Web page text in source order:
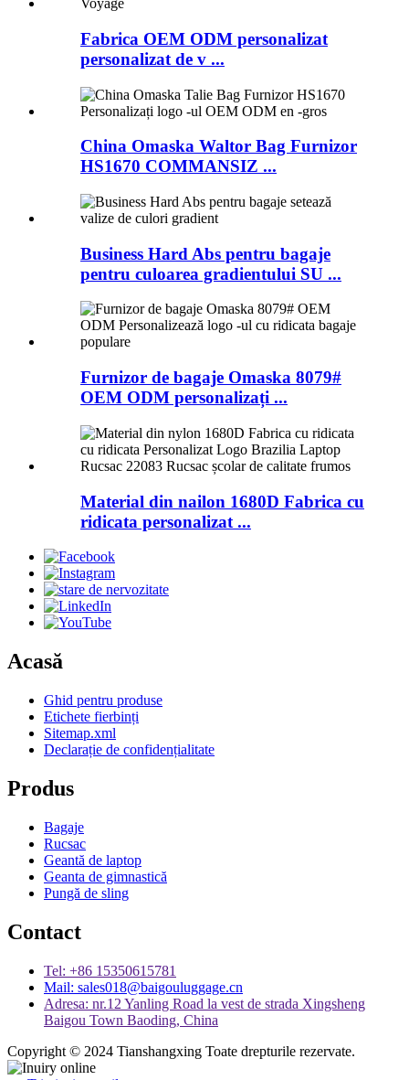
Fabrica OEM ODM personalizat
personalizat de v ...
China Omaska ​​Waltor Bag Furnizor
HS1670 COMMANSIZ ...
Business Hard Abs pentru bagaje
pentru culoarea gradientului SU ...
Furnizor de bagaje Omaska ​​8079#
OEM ODM personalizați ...
Material din nailon 1680D Fabrica cu
ridicata personalizat ...
Acasă
Ghid pentru produse
Etichete fierbinți
Sitemap.xml
Declarație de confidențialitate
Produs
Bagaje
Rucsac
Geantă de laptop
Geanta de gimnastică
Pungă de sling
Contact
Tel: +86 15350615781
Mail: sales018@baigouluggage.cn
Adresa: nr.12 Yanling Road la vest de strada Xingsheng
Baigou Town Baoding, China
Copyright © 2024 Tianshangxing Toate drepturile rezervate.